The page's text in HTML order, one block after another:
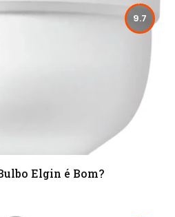
9.7
Elgin é Bom?